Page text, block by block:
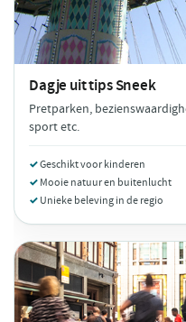
Dagje uit tipsSneek
Pretparken,
sport etc.
Geschikt voor kinderen
Mooie natuur en buitenlucht
Unieke beleving in de regio